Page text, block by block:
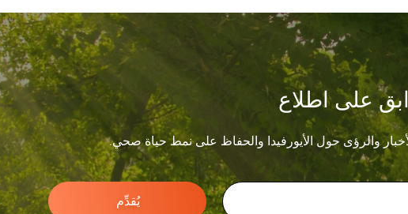
ابق على اطلاع
والرؤى حول الأيورفيدا والحفاظ على نمط حياة صحي.
يُقدِّم